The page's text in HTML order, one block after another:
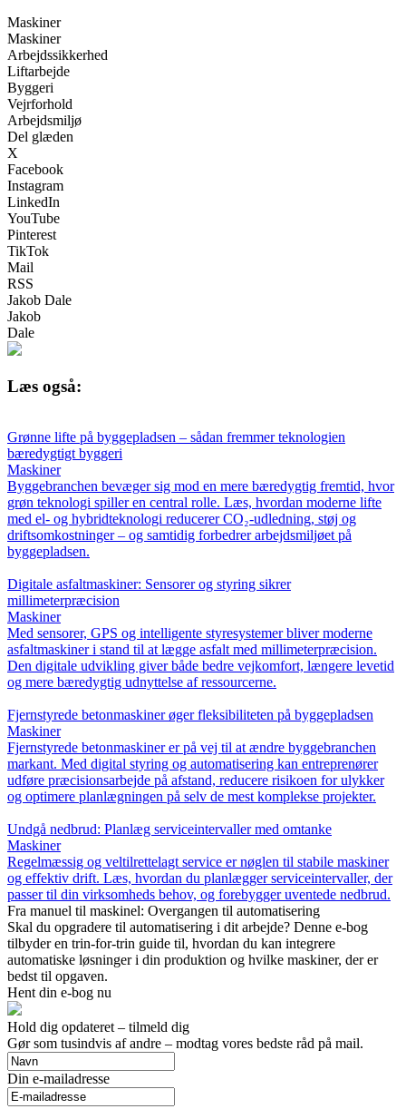
Maskiner
Maskiner
Arbejdssikkerhed
Liftarbejde
Byggeri
Vejrforhold
Arbejdsmiljø
Del glæden
X
Facebook
Instagram
LinkedIn
YouTube
Pinterest
TikTok
Mail
RSS
Jakob Dale
Jakob
Dale
Læs også:
Grønne lifte på byggepladsen – sådan fremmer teknologien
bæredygtigt byggeri
Maskiner
Byggebranchen bevæger sig mod en mere bæredygtig fremtid, hvor
grøn teknologi spiller en central rolle. Læs, hvordan moderne lifte
med el- og hybridteknologi reducerer CO₂-udledning, støj og
driftsomkostninger – og samtidig forbedrer arbejdsmiljøet på
byggepladsen.
Digitale asfaltmaskiner: Sensorer og styring sikrer
millimeterpræcision
Maskiner
Med sensorer, GPS og intelligente styresystemer bliver moderne
asfaltmaskiner i stand til at lægge asfalt med millimeterpræcision.
Den digitale udvikling giver både bedre vejkomfort, længere levetid
og mere bæredygtig udnyttelse af ressourcerne.
Fjernstyrede betonmaskiner øger fleksibiliteten på byggepladsen
Maskiner
Fjernstyrede betonmaskiner er på vej til at ændre byggebranchen
markant. Med digital styring og automatisering kan entreprenører
udføre præcisionsarbejde på afstand, reducere risikoen for ulykker
og optimere planlægningen på selv de mest komplekse projekter.
Undgå nedbrud: Planlæg serviceintervaller med omtanke
Maskiner
Regelmæssig og veltilrettelagt service er nøglen til stabile maskiner
og effektiv drift. Læs, hvordan du planlægger serviceintervaller, der
passer til din virksomheds behov, og forebygger uventede nedbrud.
Fra manuel til maskinel: Overgangen til automatisering
Skal du opgradere til automatisering i dit arbejde? Denne e-bog
tilbyder en trin-for-trin guide til, hvordan du kan integrere
automatiske løsninger i din produktion og hvilke maskiner, der er
bedst til opgaven.
Hent din e-bog nu
Hold dig opdateret – tilmeld dig
Gør som tusindvis af andre – modtag vores bedste råd på mail.
Din e-mailadresse